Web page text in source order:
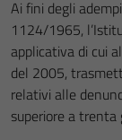
Ai fini degli
1124/1965,
applicativa di cui
del 2005,
relativi alle
superiore a trenta